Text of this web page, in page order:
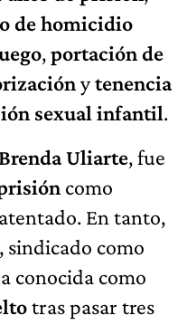
de homicidio
,portación de
ytenencia
sexual infantil.
Brenda Uliarte, fue
como
En tanto,
, sindicado como
conocida como
tras pasar tres